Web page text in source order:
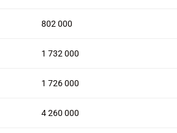
802 000
1 732 000
1 726 000
4 260 000